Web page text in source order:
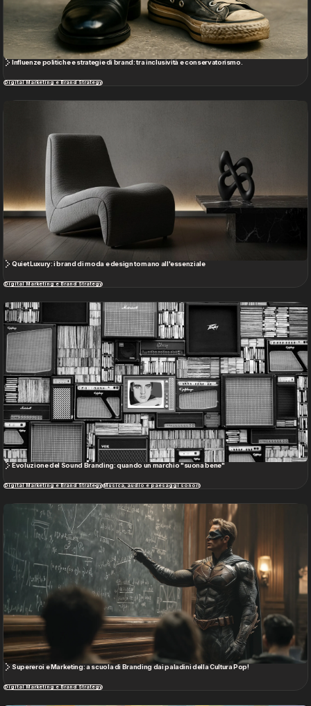
Influenze politiche e strategie di brand: tra inclusività e conservatorismo.
Digital Marketing e Brand Strategy
Quiet Luxury: i brand di moda e design tornano all'essenziale
Digital Marketing e Brand Strategy
Evoluzione del Sound Branding: quando un marchio "suona bene"
Digital Marketing e Brand Strategy Musica, audio e paesaggi sonori
Supereroi e Marketing: a scuola di Branding dai paladini della Cultura Pop!
Digital Marketing e Brand Strategy